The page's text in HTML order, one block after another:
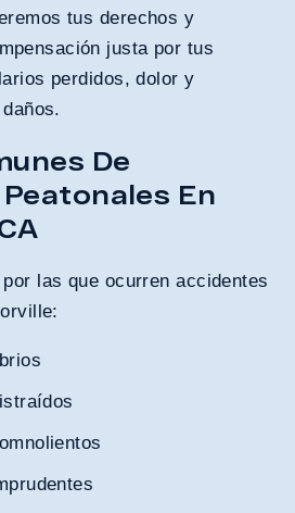
tus derechos y
justa por tus
perdidos, dolor y
De
En
las que ocurren accidentes